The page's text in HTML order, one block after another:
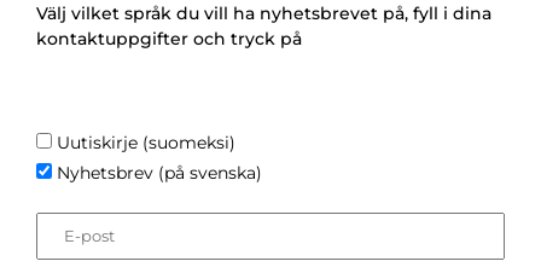
Välj vilket språk du vill ha nyhetsbrevet på, fyll i dina
kontaktuppgifter och tryck på
Uutiskirje (suomeksi)
Nyhetsbrev (på svenska)